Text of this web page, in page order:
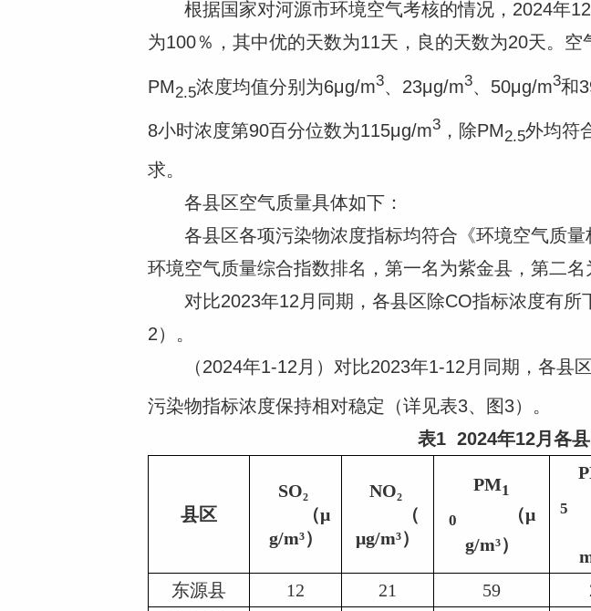
根据国家对河源市环境空气考核的情况，2024年12
为100％，其中优的天数为11天，良的天数为20天。空
PM2.5浓度均值分别为6μg/m3、23μg/m3、50μg/m3和
8小时浓度第90百分位数为115μg/m3 ，除PM2.5外均符
求。
各县区空气质量具体如下：
各县区各项污染物浓度指标均符合《环境空气质量
环境空气质量综合指数排名，第一名为紫金县，第二
对比2023年12月同期，各县区除CO指标浓度有所
2）。
（2024年1-12月）对比2023年1-12月同期，各县
污染物指标浓度保持相对稳定（详见表3、图3）。
表1 2024年12月 各
县区
SO₂
（μ
g/m³）
NO₂
（
μg/m³）
PM1
0
（μ
g/m³）
5
东源县 12 21 59